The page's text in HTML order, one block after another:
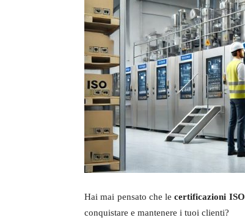
Hai mai pensato che lecertificazioni ISO
conquistare e mantenere i tuoi clienti?